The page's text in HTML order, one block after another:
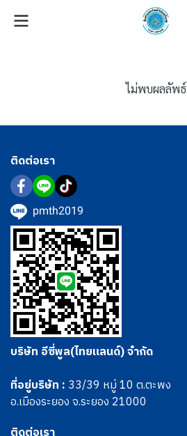
ไม่พบผลลัพธ์
ติดต่อเรา
pmth2019
บริษัท อีซี่พูล(ไทยแลนด์) จำกัด
ที่อยู่บริษัท : 33/39 หมู่ 10 ต.ตะพง
อ.เมืองระยอง จ.ระยอง 21000